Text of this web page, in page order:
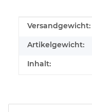
Produkteigenschaft
Wert
Versandgewicht:
Artikelgewicht:
Inhalt: